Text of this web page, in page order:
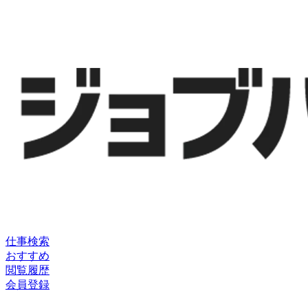
仕事検索
おすすめ
閲覧履歴
会員登録